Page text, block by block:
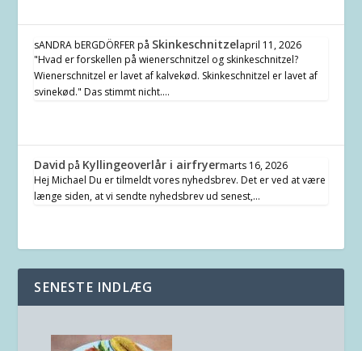
sANDRA bERGDÖRFERpå Skinkeschnitzelapril 11, 2026
"Hvad er forskellen på wienerschnitzel og skinkeschnitzel?
Wienerschnitzel er lavet af kalvekød. Skinkeschnitzel er lavet af
svinekød." Das stimmt nicht.…
David på Kyllingeoverlår i airfryermarts 16, 2026
Hej Michael Du er tilmeldt vores nyhedsbrev. Det er ved at være
længe siden, at vi sendte nyhedsbrev ud senest,…
SENESTE INDLÆG